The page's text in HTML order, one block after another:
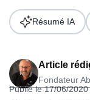
Article
Fondateur
Publié le 17/06/
Résumé IA